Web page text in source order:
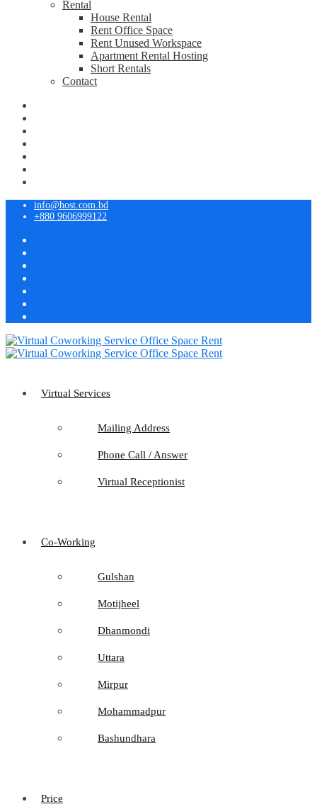
Rental
House Rental
Rent Office Space
Rent Unused Workspace
Apartment Rental Hosting
Short Rentals
Contact
info@host.com.bd
+880 9606999122
Virtual Services
Mailing Address
Phone Call / Answer
Virtual Receptionist
Co-Working
Gulshan
Motijheel
Dhanmondi
Uttara
Mirpur
Mohammadpur
Bashundhara
Price